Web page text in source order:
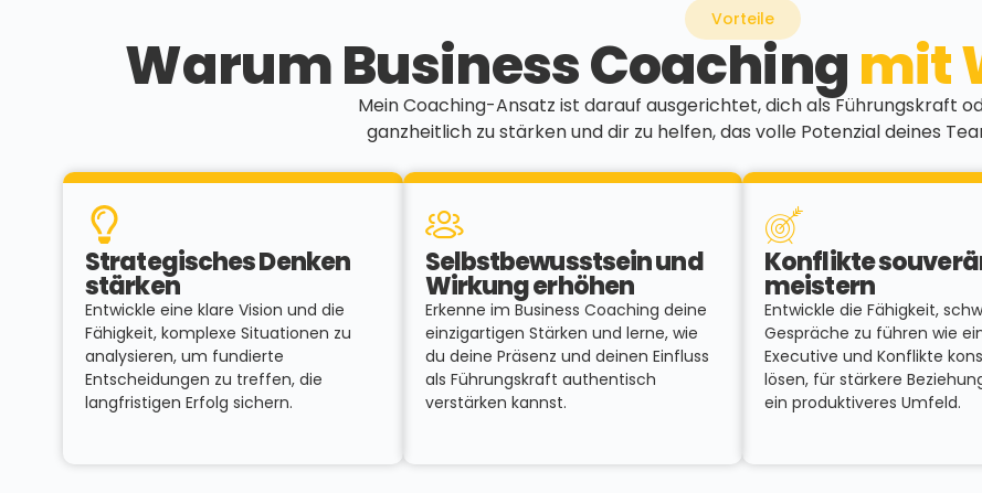
Vorteile
Warum Business Coachingmit
Mein Coaching-Ansatz ist darauf ausgerichtet, dich als Führungskraft
ganzheitlich zu stärken und dir zu helfen, das volle Potenzial deines
Strategisches Denken
stärken
Entwickle eine klare Vision und die
Fähigkeit, komplexe Situationen zu
analysieren, um fundierte
Entscheidungen zu treffen, die
langfristigen Erfolg sichern.
Selbstbewusstsein und
Wirkung erhöhen
Erkenne im Business Coaching deine
einzigartigen Stärken und lerne, wie
du deine Präsenz und deinen Einfluss
als Führungskraft authentisch
verstärken kannst.
Konflikte
meistern
Entwickle die Fähigkeit,
Gespräche zu führen wie
Executive und Konflikte
lösen, für stärkere
ein produktiveres Umfeld.